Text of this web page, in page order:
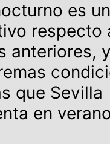
es
respecto
anteriores,
que Sevilla
en